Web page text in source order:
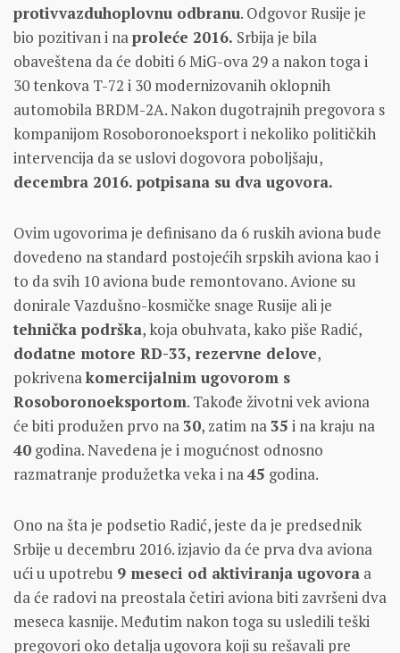
protivvazduhoplovnu odbranu. Odgovor Rusije je
bio pozitivan i na proleće 2016. Srbija je bila
obaveštena da će dobiti 6 MiG-ova 29 a nakon toga i
30 tenkova T-72 i 30 modernizovanih oklopnih
automobila BRDM-2A. Nakon dugotrajnih pregovora s
kompanijom Rosoboronoeksport i nekoliko političkih
intervencija da se uslovi dogovora poboljšaju,
decembra 2016. potpisana su dva ugovora.
Ovim ugovorima je definisano da 6 ruskih aviona bude
dovedeno na standard postojećih srpskih aviona kao i
to da svih 10 aviona bude remontovano. Avione su
donirale Vazdušno-kosmičke snage Rusije ali je
tehnička podrška, koja obuhvata, kako piše Radić,
dodatne motore RD-33, rezervne delove,
pokrivena komercijalnim ugovorom s
Rosoboronoeksportom. Takođe životni vek aviona
će biti produžen prvo na 30, zatim na 35 i na kraju na
40 godina. Navedena je i mogućnost odnosno
razmatranje produžetka veka i na 45 godina.
Ono na šta je podsetio Radić, jeste da je predsednik
Srbije u decembru 2016. izjavio da će prva dva aviona
ući u upotrebu 9 meseci od aktiviranja ugovora a
da će radovi na preostala četiri aviona biti završeni dva
meseca kasnije. Međutim nakon toga su usledili teški
pregovori oko detalja ugovora koji su rešavali pre